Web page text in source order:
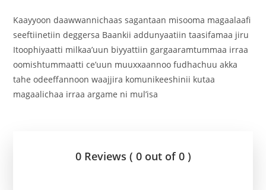
‎Kaayyoon daawwannichaas sagantaan misooma magaalaafi
seeftiinetiin deggersa Baankii addunyaatiin taasifamaa jiru
Itoophiyaatti milkaa’uun biyyattiin gargaaramtummaa irraa
oomishtummaatti ce’uun muuxxaannoo fudhachuu akka
tahe odeeffannoon waajjira komunikeeshinii kutaa
magaalichaa irraa argame ni mul’isa
0 Reviews ( 0 out of 0 )